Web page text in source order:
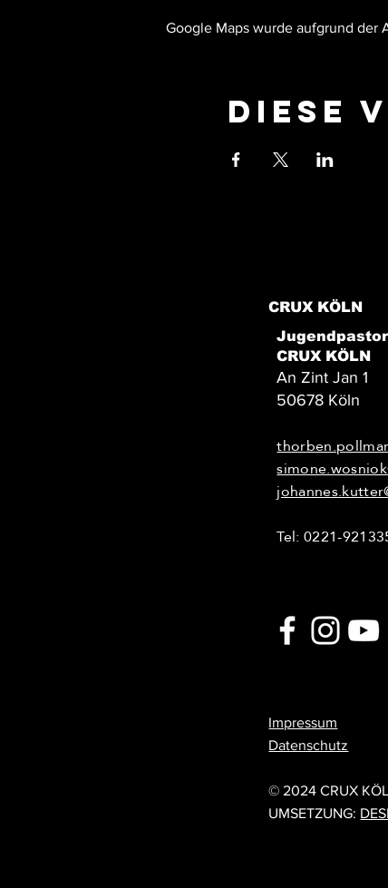
Google Maps wurde aufgrund der
Diese
CRUX KÖLN
CRUX KÖLN
An Zint Jan 1
50678 Köln
Tel: 0221-
Impressum
Datenschutz
© 2024 CRUX
UMSETZUNG: